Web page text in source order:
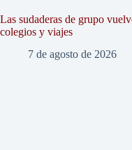
Las sudaderas de grupo
colegios y viajes
7 de agosto de 2026